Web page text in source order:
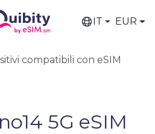
IT EUR
compatibili con eSIM
5G eSIM